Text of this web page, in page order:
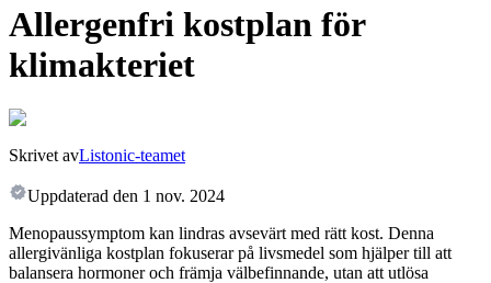
Allergenfri kostplan för
klimakteriet
Skrivet avListonic-teamet
Uppdaterad den 1 nov. 2024
Menopaussymptom kan lindras avsevärt med rätt kost. Denna
allergivänliga kostplan fokuserar på livsmedel som hjälper till att
balansera hormoner och främja välbefinnande, utan att utlösa